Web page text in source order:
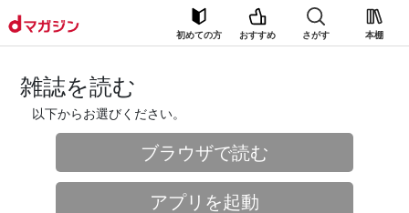
初めての方 おすすめ さがす 本棚
雑誌を読む
以下からお選びください。
ブラウザで読む
アプリを起動